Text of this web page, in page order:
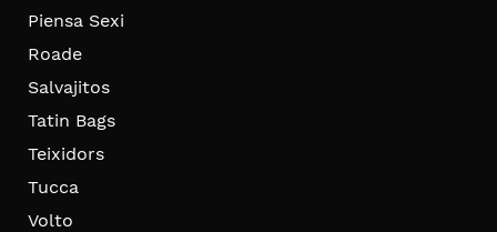
Piensa Sexi
Roade
Salvajitos
Tatin Bags
Teixidors
Tucca
Volto